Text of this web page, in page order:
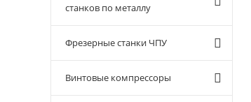
станков по металлу
Фрезерные станки ЧПУ
Винтовые компрессоры